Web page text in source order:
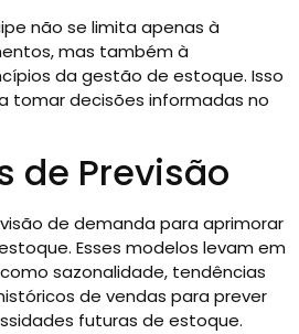
não se limita apenas à
mas também à
da gestão de estoque. Isso
tomar decisões informadas no
de Previsão
de demanda para aprimorar
Esses modelos levam em
sazonalidade, tendências
de vendas para prever
futuras de estoque.